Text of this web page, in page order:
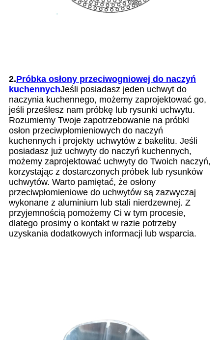
2.Próbka osłony przeciwogniowej do naczyń
kuchennychJeśli posiadasz jeden uchwyt do
naczynia kuchennego, możemy zaprojektować go,
jeśli prześlesz nam próbkę lub rysunki uchwytu.
Rozumiemy Twoje zapotrzebowanie na próbki
osłon przeciwpłomieniowych do naczyń
kuchennych i projekty uchwytów z bakelitu. Jeśli
posiadasz już uchwyty do naczyń kuchennych,
możemy zaprojektować uchwyty do Twoich naczyń,
korzystając z dostarczonych próbek lub rysunków
uchwytów. Warto pamiętać, że osłony
przeciwpłomieniowe do uchwytów są zazwyczaj
wykonane z aluminium lub stali nierdzewnej. Z
przyjemnością pomożemy Ci w tym procesie,
dlatego prosimy o kontakt w razie potrzeby
uzyskania dodatkowych informacji lub wsparcia.